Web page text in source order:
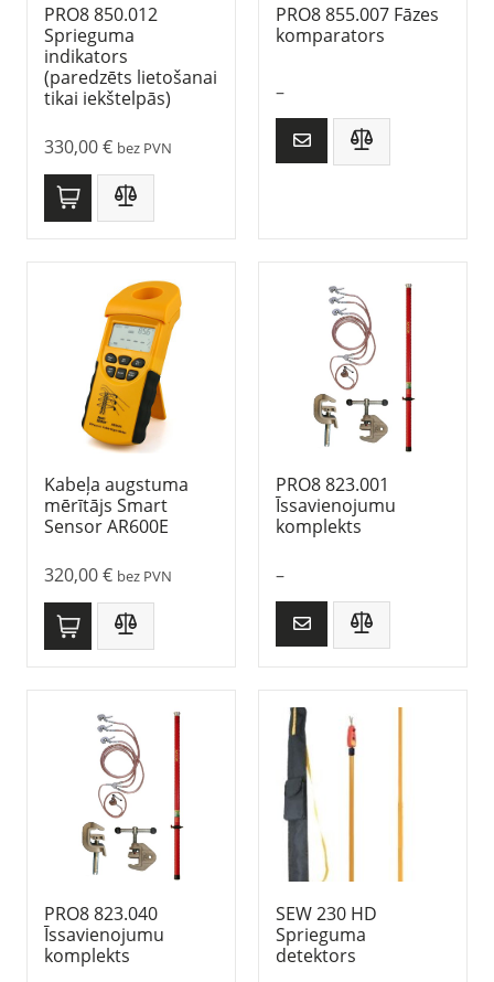
PRO8 850.012
Sprieguma
indikators
(paredzēts lietošanai
tikai iekštelpās)
330,00€ bez PVN
PRO8 855.007 Fāzes
komparators
–
Kabeļa augstuma
mērītājs Smart
Sensor AR600E
320,00€ bez PVN
PRO8 823.001
Īssavienojumu
komplekts
–
PRO8 823.040
Īssavienojumu
komplekts
SEW 230 HD
Sprieguma
detektors